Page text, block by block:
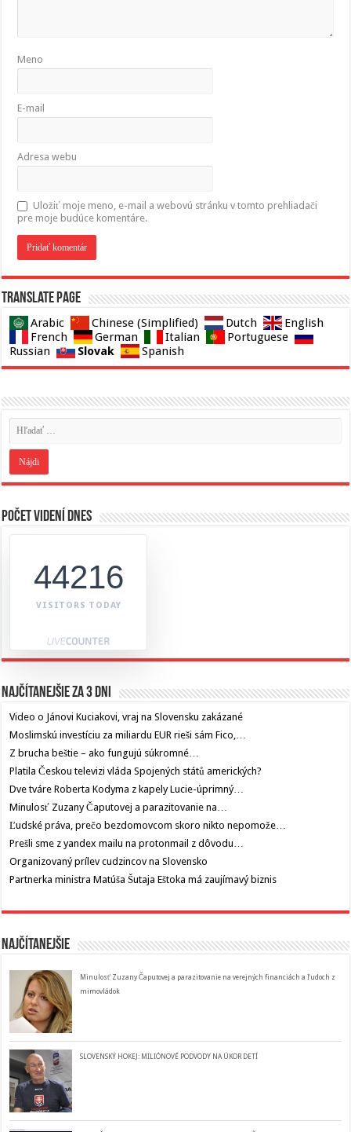
Meno
E-mail
Adresa webu
Uložiť moje meno, e-mail a webovú stránku v tomto prehliadači
pre moje budúce komentáre.
Translate page
Arabic Chinese (Simplified) Dutch
English
French
German Italian
Portuguese
Russian
Slovak Spanish
Počet videní dnes
44216
VISITORS TODAY
Najčítanejšie za 3 dni
Video o Jánovi Kuciakovi, vraj na Slovensku zakázané
Moslimskú investíciu za miliardu EUR rieši sám Fico,…
Z brucha beštie – ako fungujú súkromné…
Platila Českou televizi vláda Spojených států amerických?
Dve tváre Roberta Kodyma z kapely Lucie-úprimný…
Minulosť Zuzany Čaputovej a parazitovanie na…
Ľudské práva, prečo bezdomovcom skoro nikto nepomože…
Prešli sme z yandex mailu na protonmail z dôvodu…
Organizovaný prílev cudzincov na Slovensko
Partnerka ministra Matúša Šutaja Eštoka má zaujímavý biznis
Najčítanejšie
Minulosť Zuzany Čaputovej a parazitovanie na verejných financiách a ľudoch z
mimovládok
SLOVENSKÝ HOKEJ: MILIÓNOVÉ PODVODY NA ÚKOR DETÍ